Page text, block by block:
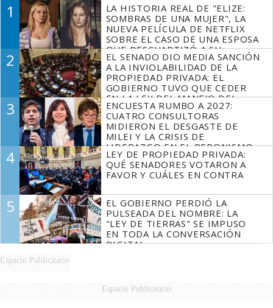
1
LA HISTORIA REAL DE "ELIZE:
SOMBRAS DE UNA MUJER", LA
NUEVA PELÍCULA DE NETFLIX
SOBRE EL CASO DE UNA ESPOSA
QUE DESCUARTIZÓ A SU
MARIDO
2
EL SENADO DIO MEDIA SANCIÓN
A LA INVIOLABILIDAD DE LA
PROPIEDAD PRIVADA: EL
GOBIERNO TUVO QUE CEDER
EN LA LEY DEL MANEJO DEL
FUEGO
3
ENCUESTA RUMBO A 2027:
CUATRO CONSULTORAS
MIDIERON EL DESGASTE DE
MILEI Y LA CRISIS DE
LIDERAZGO EN EL PERONISMO
4
LEY DE PROPIEDAD PRIVADA:
QUÉ SENADORES VOTARON A
FAVOR Y CUÁLES EN CONTRA
5
EL GOBIERNO PERDIÓ LA
PULSEADA DEL NOMBRE: LA
"LEY DE TIERRAS" SE IMPUSO
EN TODA LA CONVERSACIÓN
DIGITAL
Espacio Publicitario
Espacio Publicitario